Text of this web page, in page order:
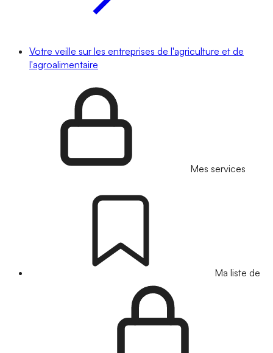
Votre veille sur les entreprises de l'agriculture et de
l'agroalimentaire
Mes services
Ma liste de